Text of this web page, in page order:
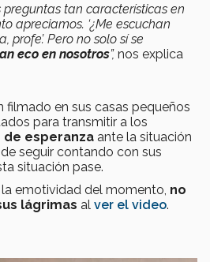
preguntas tan características en
apreciamos. ‘¿Me escuchan
profe’. Pero no solo sí se
eco en nosotros”, nos explica
filmado en sus casas pequeños
para transmitir a los
de esperanza ante la situación
seguir contando con sus
situación pase.
emotividad del momento, no
lágrimas al ver el video.